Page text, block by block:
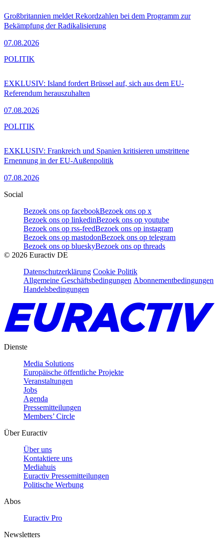
Großbritannien meldet Rekordzahlen bei dem Programm zur
Bekämpfung der Radikalisierung
07.08.2026
EXKLUSIV: Island fordert Brüssel auf, sich aus dem EU-
Referendum herauszuhalten
07.08.2026
POLITIK
EXKLUSIV: Frankreich und Spanien kritisieren umstrittene
Ernennung in der EU-Außenpolitik
07.08.2026
POLITIK
Social
Bezoek ons op facebookBezoek ons op x
Bezoek ons op linkedinBezoek ons op youtube
Bezoek ons op rss-feedBezoek ons op instagram
Bezoek ons op mastodonBezoek ons op telegram
Bezoek ons op blueskyBezoek ons op threads
© 2026 Euractiv DE
Datenschutzerklärung Cookie Politik
Allgemeine Geschäftsbedingungen Abonnementbedingungen
Handelsbedingungen
Dienste
Media Solutions
Europäische öffentliche Projekte
Veranstaltungen
Jobs
Agenda
Pressemitteilungen
Members’ Circle
Über Euractiv
Über uns
Kontaktiere uns
Mediahuis
Euractiv Pressemitteilungen
Politische Werbung
Abos
Euractiv Pro
Newsletters